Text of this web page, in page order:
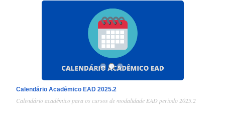
1/3
Calendário Acadêmico EAD 2025.2
Calendário acadêmico para os cursos de modalidade EAD período 2025.2